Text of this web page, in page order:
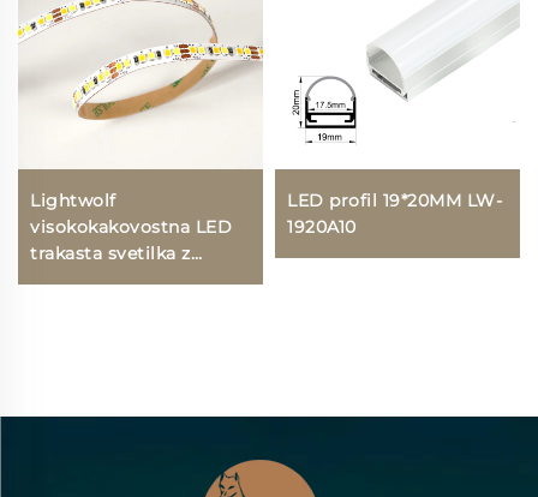
Lightwolf
visokokakovostna LED
trakasta svetilka z
oznako UL in CE, s
okrasitev, fleksibilna
LED profil 19*20MM LW-
1920A10